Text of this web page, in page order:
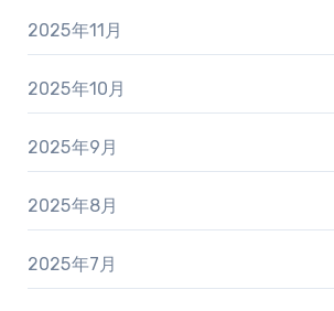
2025年11月
2025年10月
2025年9月
2025年8月
2025年7月